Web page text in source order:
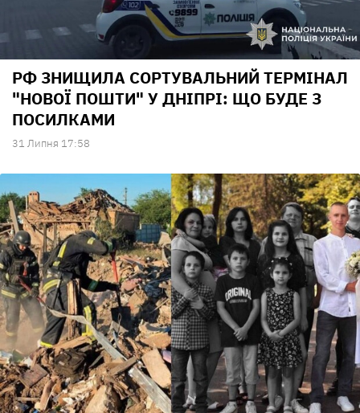
РФ ЗНИЩИЛА СОРТУВАЛЬНИЙ ТЕРМІНАЛ
"НОВОЇ ПОШТИ" У ДНІПРІ: ЩО БУДЕ З
ПОСИЛКАМИ
31 Липня 17:58